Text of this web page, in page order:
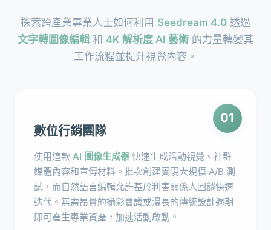
探索跨產業專業人士如何利用 Seedream 4.0 透過
文字轉圖像編輯 和 4K 解析度 AI 藝術 的力量轉變其
工作流程並提升視覺內容。
01
數位行銷團隊
使用這款 AI 圖像生成器 快速生成活動視覺、社群
媒體內容和宣傳材料。批次創建實現大規模 A/B 測
試，而自然語言編輯允許基於利害關係人回饋快速
迭代。無需昂貴的攝影會議或漫長的傳統設計週期
即可產生專業資產，加速活動啟動。